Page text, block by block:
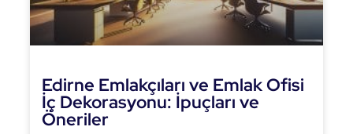
Edirne Emlakçıları ve Emlak Ofisi
İç Dekorasyonu: İpuçları ve
Öneriler